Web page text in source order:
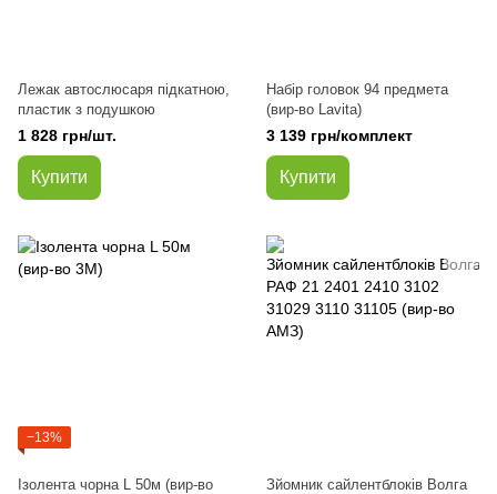
Лежак автослюсаря підкатною,
пластик з подушкою
1 828 грн/шт.
Купити
Набір головок 94 предмета
(вир-во Lavita)
3 139 грн/комплект
Купити
−13%
Ізолента чорна L 50м (вир-во
Зйомник сайлентблоків Волга